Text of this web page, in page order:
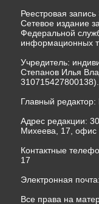
Реестровая
Сетевое издание
Федеральной
информационных
Учредитель:
Степанов Илья
310715427800138).
Главный
Адрес редакции:
Михеева, 17, офис
Контактные
17
Электронная почта:
Все права на